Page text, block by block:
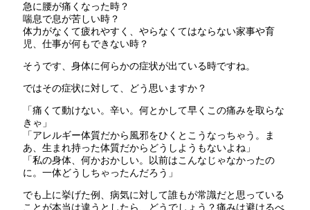
急に腰が痛くなった時？
喘息で息が苦しい時？
体力がなくて疲れやすく、やらなくてはならない家事や育
児、仕事が何もできない時？
そうです、身体に何らかの症状が出ている時ですね。
ではその症状に対して、どう思いますか？
「痛くて動けない。辛い。何とかして早くこの痛みを取らな
きゃ」
「アレルギー体質だから風邪をひくとこうなっちゃう。ま
あ、生まれ持った体質だからどうしようもないよね」
「私の身体、何かおかしい。以前はこんなじゃなかったの
に。一体どうしちゃったんだろう」
でも上に挙げた例、病気に対して誰もが常識だと思っている
ことが本当は違うとしたら、どうでしょう？痛みは避けるべ